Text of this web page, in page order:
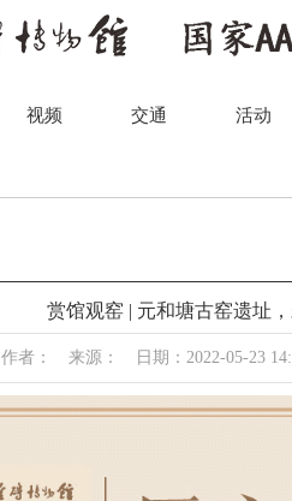
视频 交通 活动
赏馆观窑 | 元和塘古窑遗址，
作者： 来源： 日期：2022-05-23